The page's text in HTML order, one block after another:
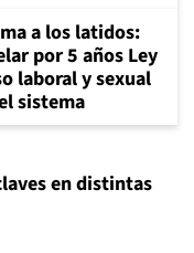
a los latidos:
por 5 años Ley
laboral y sexual
sistema
en distintas